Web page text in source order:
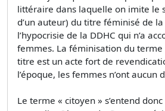
littéraire dans laquelle on imite le
d’un auteur) du titre féminisé de
l’hypocrisie de la DDHC qui n’a
femmes. La féminisation du terme
titre est un acte fort de
l’époque, les femmes n’ont aucun
Le terme « citoyen » s’entend